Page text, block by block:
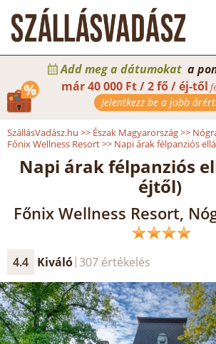
Add meg a dátumokat a
már40 000 Ft / 2 fő / éj-től
Jelentkezz be a jobb
SzállásVadász.hu >> Észak Magyarország>>
Főnix Wellness Resort>> Napi árak félpanziós
Napi árak félpanziós
éjtől)
Főnix Wellness Resort,
4.4 Kiváló 307 értékelés